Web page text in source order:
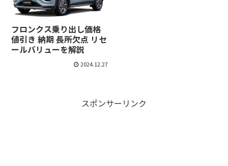
フロンクス乗り出し価格
値引き 納期 長所欠点 リセ
ールバリューを解説
2024.12.27
スポンサーリンク